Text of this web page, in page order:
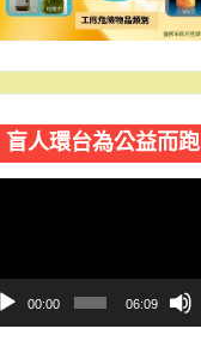
盲人環台​為公益而跑
00:00 06:09